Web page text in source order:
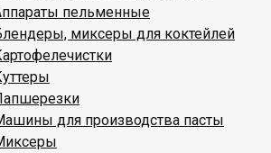
пельменные
миксеры для коктейлей
для производства пасты